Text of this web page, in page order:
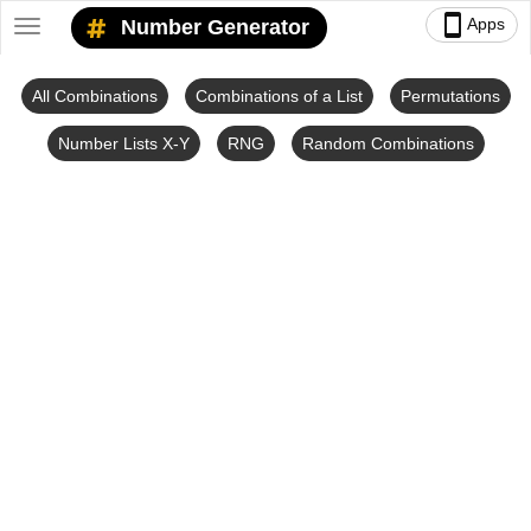
smartphone Apps
Toggle
navigation
Number Generator
All Combinations Combinations of a List Permutations
Number Lists X-Y RNG Random Combinations